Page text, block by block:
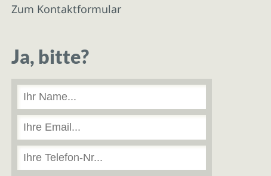
Zum Kontaktformular
Ja, bitte?